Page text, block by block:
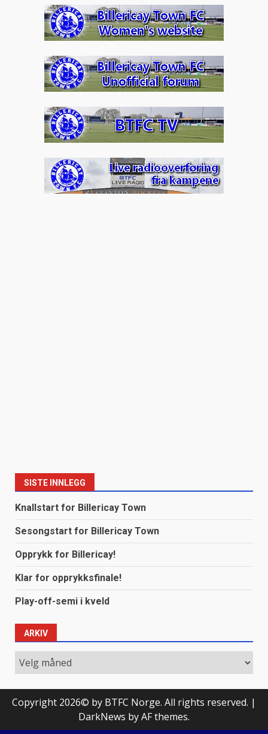
SISTE INNLEGG
Knallstart for Billericay Town
Sesongstart for Billericay Town
Opprykk for Billericay!
Klar for opprykksfinale!
Play-off-semi i kveld
ARKIV
Arkiv
Copyright 2026© by BTFC Norge. All rights reserved. |
DarkNews by AF themes.